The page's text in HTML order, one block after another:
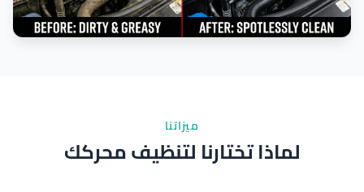
ميزاتنا
لماذا تختارنا لتنظيف محركك